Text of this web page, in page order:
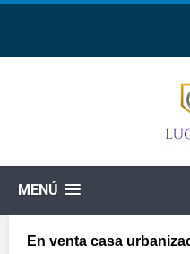
MENÚ
En venta casa